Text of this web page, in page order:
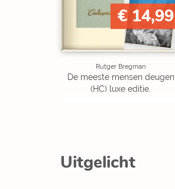
€ 14,99
Rutger Bregman
De meeste mensen deugen
(HC) luxe editie.
Uitgelicht